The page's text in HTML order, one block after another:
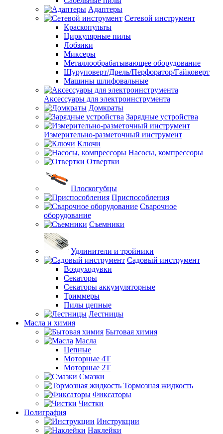
Адаптеры
Сетевой инструмент
Краскопульты
Циркулярные пилы
Лобзики
Миксеры
Металлообрабатывающее оборудование
Шуруповерт/Дрель/Перфоратор/Гайковерт
Машины шлифовальные
Аксессуары для электроинструмента
Домкраты
Зарядные устройства
Измерительно-разметочный инструмент
Ключи
Насосы, компрессоры
Отвертки
Плоскогубцы
Приспособления
Сварочное
оборудование
Съемники
Удлинители и тройники
Садовый инструмент
Воздуходувки
Секаторы
Секаторы аккумуляторные
Триммеры
Пилы цепные
Лестницы
Масла и химия
Бытовая химия
Масла
Цепные
Моторные 4Т
Моторные 2Т
Смазки
Тормозная жидкость
Фиксаторы
Чистки
Полиграфия
Инструкции
Наклейки